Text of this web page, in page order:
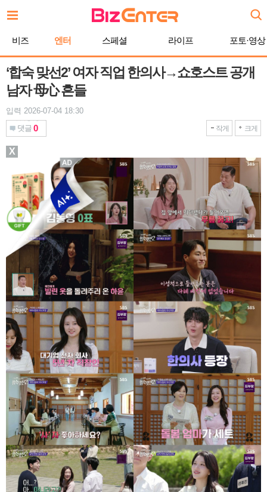
문
비즈 엔터 스페셜 라이프 포토·영상
‘합숙 맞선2’ 여자 직업 한의사→쇼호스트 공개
남자 母心 흔들
입력 2026-07-04 18:30
댓글 0 작게 크게
X